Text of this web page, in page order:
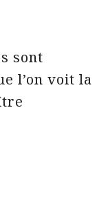
sont
l’on voit la